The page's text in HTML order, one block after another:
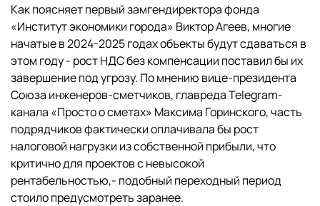
Как поясняет первый замгендиректора фонда
«Институт экономики города» Виктор Агеев, многие
начатые в 2024-2025 годах объекты будут сдаваться в
этом году - рост НДС без компенсации поставил бы их
завершение под угрозу. По мнению вице-президента
Союза инженеров-сметчиков, главреда Telegram-
канала «Просто о сметах» Максима Горинского, часть
подрядчиков фактически оплачивала бы рост
налоговой нагрузки из собственной прибыли, что
критично для проектов с невысокой
рентабельностью,- подобный переходный период
стоило предусмотреть заранее.